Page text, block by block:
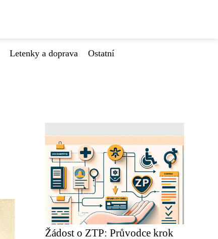
Letenky a doprava
Ostatní
Žádost o ZTP: Průvodce krok